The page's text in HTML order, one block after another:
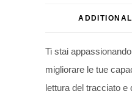
Ti stai
migliorare le tue
lettura del tracciato e